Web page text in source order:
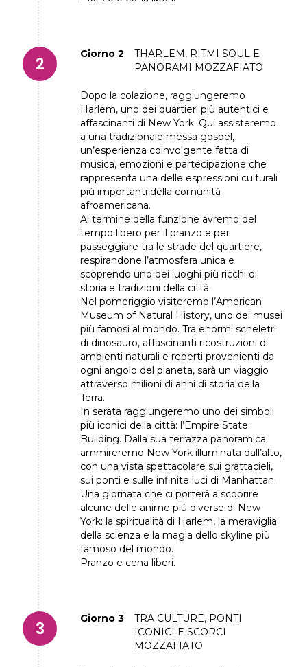
Giorno 2
THARLEM, RITMI SOUL E
PANORAMI MOZZAFIATO
Dopo la colazione, raggiungeremo
Harlem, uno dei quartieri più autentici e
affascinanti di New York. Qui assisteremo
a una tradizionale messa gospel,
un’esperienza coinvolgente fatta di
musica, emozioni e partecipazione che
rappresenta una delle espressioni culturali
più importanti della comunità
afroamericana.
Al termine della funzione avremo del
tempo libero per il pranzo e per
passeggiare tra le strade del quartiere,
respirandone l’atmosfera unica e
scoprendo uno dei luoghi più ricchi di
storia e tradizioni della città.
Nel pomeriggio visiteremo l’American
Museum of Natural History, uno dei musei
più famosi al mondo. Tra enormi scheletri
di dinosauro, affascinanti ricostruzioni di
ambienti naturali e reperti provenienti da
ogni angolo del pianeta, sarà un viaggio
attraverso milioni di anni di storia della
Terra.
In serata raggiungeremo uno dei simboli
più iconici della città: l’Empire State
Building. Dalla sua terrazza panoramica
ammireremo New York illuminata dall’alto,
con una vista spettacolare sui grattacieli,
sui ponti e sulle infinite luci di Manhattan.
Una giornata che ci porterà a scoprire
alcune delle anime più diverse di New
York: la spiritualità di Harlem, la meraviglia
della scienza e la magia dello skyline più
famoso del mondo.
Pranzo e cena liberi.
Giorno 3
TRA CULTURE, PONTI
ICONICI E SCORCI
MOZZAFIATO